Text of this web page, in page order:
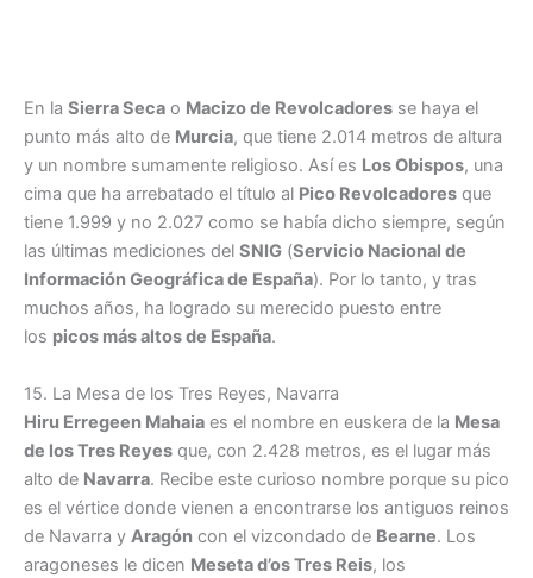
En la Sierra Seca o Macizo de Revolcadores se haya el
punto más alto de Murcia, que tiene 2.014 metros de altura
y un nombre sumamente religioso. Así es Los Obispos, una
cima que ha arrebatado el título al Pico Revolcadores que
tiene 1.999 y no 2.027 como se había dicho siempre, según
las últimas mediciones del SNIG (Servicio Nacional de
Información Geográfica de España). Por lo tanto, y tras
muchos años, ha logrado su merecido puesto entre
los picos más altos de España.
15. La Mesa de los Tres Reyes, Navarra
Hiru Erregeen Mahaia es el nombre en euskera de la Mesa
de los Tres Reyes que, con 2.428 metros, es el lugar más
alto de Navarra. Recibe este curioso nombre porque su pico
es el vértice donde vienen a encontrarse los antiguos reinos
de Navarra y Aragón con el vizcondado de Bearne. Los
aragoneses le dicen Meseta d’os Tres Reis, los